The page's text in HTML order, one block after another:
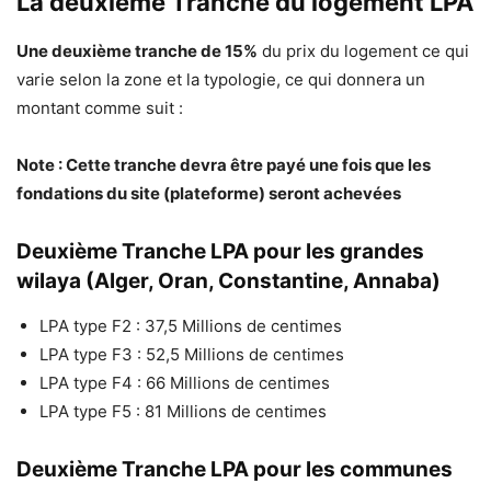
Une deuxième tranche de 15% du prix du logement ce qui
varie selon la zone et la typologie, ce qui donnera un
montant comme suit :
Note : Cette tranche devra être payé une fois que les
fondations du site (plateforme) seront achevées
Deuxième Tranche LPA pour les grandes
wilaya (Alger, Oran, Constantine, Annaba)
LPA type F2 : 37,5 Millions de centimes
LPA type F3 : 52,5 Millions de centimes
LPA type F4 : 66 Millions de centimes
LPA type F5 : 81 Millions de centimes
Deuxième Tranche LPA pour les communes